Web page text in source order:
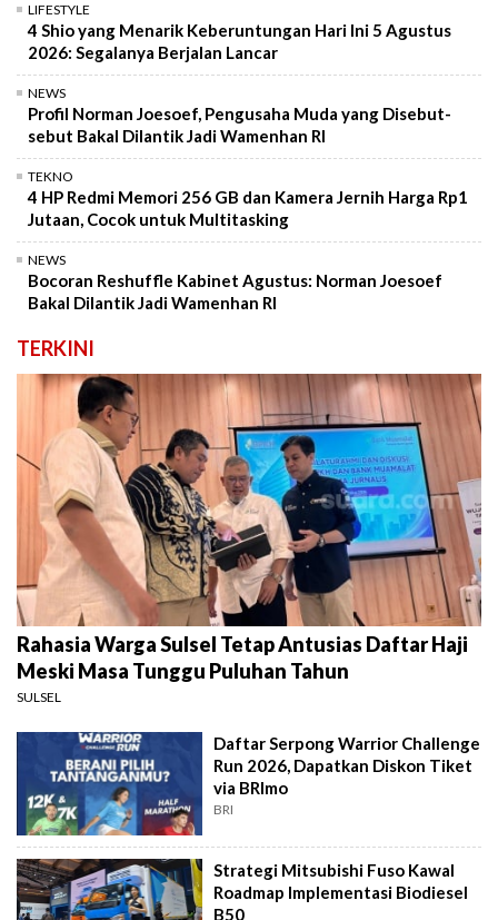
LIFESTYLE
4 Shio yang Menarik Keberuntungan Hari Ini 5 Agustus
2026: Segalanya Berjalan Lancar
NEWS
Profil Norman Joesoef, Pengusaha Muda yang Disebut-
sebut Bakal Dilantik Jadi Wamenhan RI
TEKNO
4 HP Redmi Memori 256 GB dan Kamera Jernih Harga Rp1
Jutaan, Cocok untuk Multitasking
NEWS
Bocoran Reshuffle Kabinet Agustus: Norman Joesoef
Bakal Dilantik Jadi Wamenhan RI
TERKINI
Rahasia Warga Sulsel Tetap Antusias Daftar Haji
Meski Masa Tunggu Puluhan Tahun
SULSEL
Daftar Serpong Warrior Challenge
Run 2026, Dapatkan Diskon Tiket
via BRImo
BRI
Strategi Mitsubishi Fuso Kawal
Roadmap Implementasi Biodiesel
B50